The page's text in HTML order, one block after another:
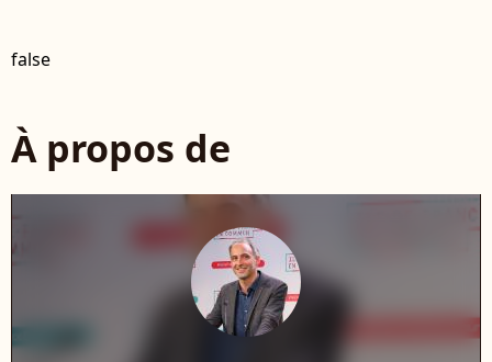
false
À propos de